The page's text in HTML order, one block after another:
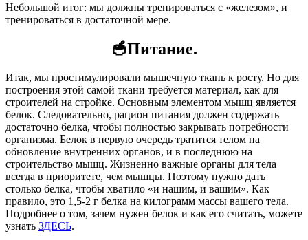
Небольшой итог: мы должны тренироваться с «железом», и
тренироваться в достаточной мере.
🥣Питание.
Итак, мы простимулировали мышечную ткань к росту. Но для
построения этой самой ткани требуется материал, как для
строителей на стройке. Основным элементом мышц является
белок. Следовательно, рацион питания должен содержать
достаточно белка, чтобы полностью закрывать потребности
организма. Белок в первую очередь тратится телом на
обновление внутренних органов, и в последнюю на
строительство мышц. Жизненно важные органы для тела
всегда в приоритете, чем мышцы. Поэтому нужно дать
столько белка, чтобы хватило «и нашим, и вашим». Как
правило, это 1,5-2 г белка на килограмм массы вашего тела.
Подробнее о том, зачем нужен белок и как его считать, можете
узнать ЗДЕСЬ.